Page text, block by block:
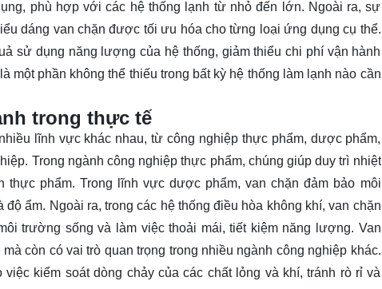
phù hợp với các hệ thống lạnh từ nhỏ đến lớn. Ngoài ra, sự
dáng van chặn được tối ưu hóa cho từng loại ứng dụng cụ thể.
sử dụng năng lượng của hệ thống, giảm thiểu chi phí vận hành
phần không thể thiếu trong bất kỳ hệ thống làm lạnh nào cần
trong thực tế
lĩnh vực khác nhau, từ công nghiệp thực phẩm, dược phẩm,
Trong ngành công nghiệp thực phẩm, chúng giúp duy trì nhiệt
phẩm. Trong lĩnh vực dược phẩm, van chặn đảm bảo môi
ẩm. Ngoài ra, trong các hệ thống điều hòa không khí, van chặn
trường sống và làm việc thoải mái, tiết kiệm năng lượng. Van
còn có vai trò quan trọng trong nhiều ngành công nghiệp khác.
kiểm soát dòng chảy của các chất lỏng và khí, tránh rò rỉ và